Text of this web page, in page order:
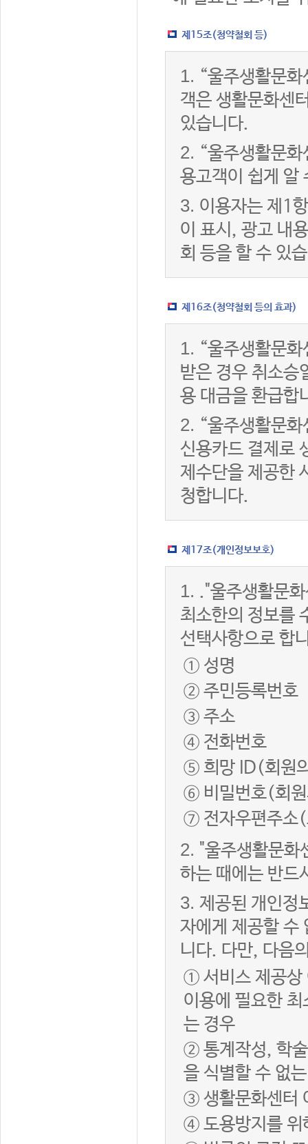
제15조(청약철회 등)
1. “울주생활문
객은 생활문화센
있습니다.
2. “울주생활문
용고객이 쉽게 알
3. 이용자는 제1
이 표시, 광고 내
회 등을 할 수 있
제16조(청약철회 등의 효과)
1. “울주생활문
받은 경우 취소승
용 대금을 환급합
2. “울주생활문
신용카드 결제로
제수단을 제공한
청합니다.
제17조(개인정보보호)
1. ."울주생활문
최소한의 정보를
선택사항으로 합
① 성명
② 주민등록번호
③ 주소
④ 전화번호
⑤ 희망 ID(회원
⑥ 비밀번호(회
⑦ 전자우편주소
2. "울주생활문화
하는 때에는 반드
3. 제공된 개인정
자에게 제공할 수
니다. 다만, 다음
① 서비스 제공상
이용에 필요한
는 경우
② 통계작성, 학
을 식별할 수 없
③ 생활문화센터
④ 도용방지를 위